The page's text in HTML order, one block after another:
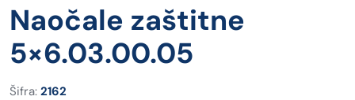
Naočale zaštitne
5×6.03.00.05
Šifra: 2162